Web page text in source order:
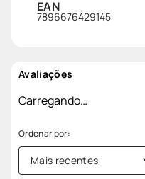
EAN
7896676429145
Avaliações
Carregando…
Mais recentes